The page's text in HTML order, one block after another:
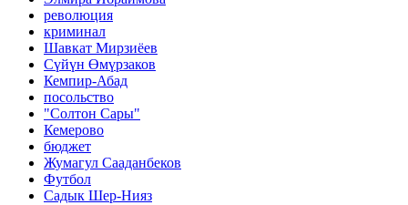
революция
криминал
Шавкат Мирзиёев
Сүйүн Өмүрзаков
Кемпир-Абад
посольство
"Солтон Сары"
Кемерово
бюджет
Жумагул Сааданбеков
Футбол
Садык Шер-Нияз